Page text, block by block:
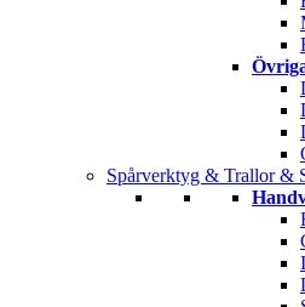
Spårverktyg & Trallor &